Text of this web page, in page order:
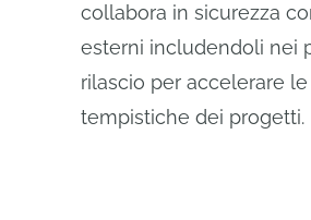
collabora in sicurezza
esterni includendoli nei
rilascio per accelerare le
tempistiche dei progetti.